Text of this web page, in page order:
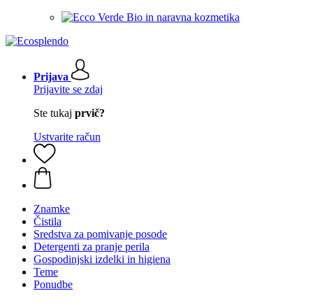
Bio in naravna kozmetika
Prijava
Prijavite se zdaj
Ste tukaj prvič?
Ustvarite račun
Znamke
Čistila
Sredstva za pomivanje posode
Detergenti za pranje perila
Gospodinjski izdelki in higiena
Teme
Ponudbe